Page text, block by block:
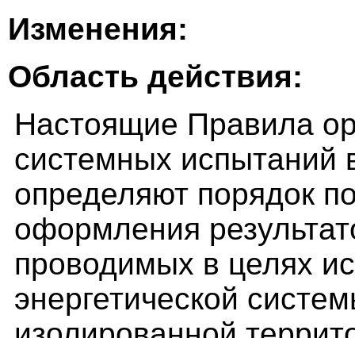
Изменения:
Область действия:
Настоящие Правила
системных испытаний
определяют порядок
оформления
проводимых в целях
энергетической